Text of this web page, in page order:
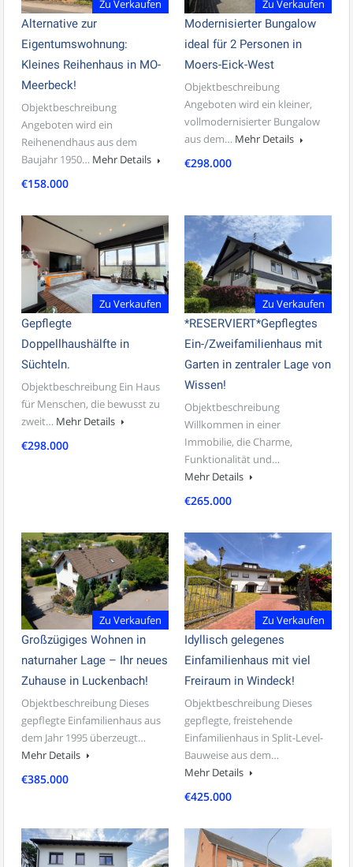
Zu Verkaufen
Alternative zur
Eigentumswohnung:
Kleines Reihenhaus in MO-
Meerbeck!
Objektbeschreibung
Angeboten wird ein
Reihenendhaus aus dem
Baujahr 1950… Mehr Details
€158.000
Zu Verkaufen
Modernisierter Bungalow
ideal für 2 Personen in
Moers-Eick-West
Objektbeschreibung
Angeboten wird ein kleiner,
vollmodernisierter Bungalow
aus dem… Mehr Details
€298.000
Zu Verkaufen
Gepflegte
Doppellhaushälfte in
Süchteln.
Objektbeschreibung Ein Haus
für Menschen, die bewusst zu
zweit… Mehr Details
€298.000
Zu Verkaufen
*RESERVIERT*Gepflegtes
Ein-/Zweifamilienhaus mit
Garten in zentraler Lage von
Wissen!
Objektbeschreibung
Willkommen in einer
Immobilie, die Charme,
Funktionalität und…
Mehr Details
€265.000
Zu Verkaufen
Großzügiges Wohnen in
naturnaher Lage – Ihr neues
Zuhause in Luckenbach!
Objektbeschreibung Dieses
gepflegte Einfamilienhaus aus
dem Jahr 1995 überzeugt…
Mehr Details
€385.000
Zu Verkaufen
Idyllisch gelegenes
Einfamilienhaus mit viel
Freiraum in Windeck!
Objektbeschreibung Dieses
gepflegte, freistehende
Einfamilienhaus in Split-Level-
Bauweise aus dem…
Mehr Details
€425.000